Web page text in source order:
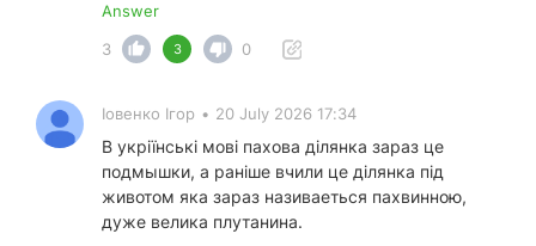
Answer
3
3 0
Іовенко Ігор • 20 July 2026 17:34
В укріїнські мові пахова ділянка зараз це
подмышки, а раніше вчили це ділянка під
животом яка зараз називаеться пахвинною,
дуже велика плутанина.